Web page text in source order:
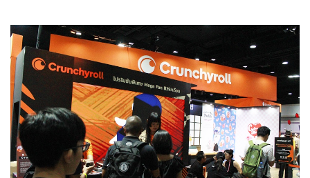
ภายในงานพบกับบูธจากเจ้าของลิขสิทธิ์อนิเมะจากญี่ปุ่น รวมถึง
เหล่าศิลปินและคอสเพลเยอร์มากมายที่มาเปิดบูธให้แฟน ๆ ได้
พบปะกันแบบใกล้ชิด โดยหนึ่งในบูธที่โดดเด่นแบบเข้ามาแล้ว
เจอเลยก็คือ Crunchyroll ที่ขนกิจกรรมจากอนิเมะเรื่องต่าง ๆ มา
ให้ทุกคนได้ร่วมสนุกพร้อมรับของรางวัลมากมาย ไม่ว่าจะเป็น
Bluelock, Attack on Titan, Solo Leveling และจุดที่เป็นไฮไลต์
คือการถ่ายรูปคู่กับน้อง "โปจิตะ" จาก Chainsawman และการ